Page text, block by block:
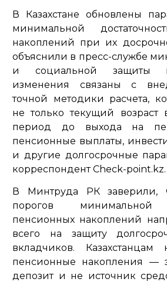
В Казахстане обновлены
минимальной
накоплений при их
объяснили в пресс-службе
и социальной защиты
изменения связаны с
точной методики расчета,
не только текущий возраст
период до выхода на
пенсионные выплаты,
и другие долгосрочные
корреспондент Check-point.kz.
В Минтруда РК заверили,
порогов минимальной
пенсионных накоплений
всего на защиту
вкладчиков. Казахстанцам
пенсионные накопления —
депозит и не источник